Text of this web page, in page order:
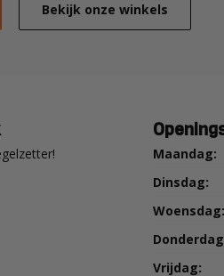
Bekijk onze winkels
Maandag:
Dinsdag:
Woensdag:
Vrijdag: